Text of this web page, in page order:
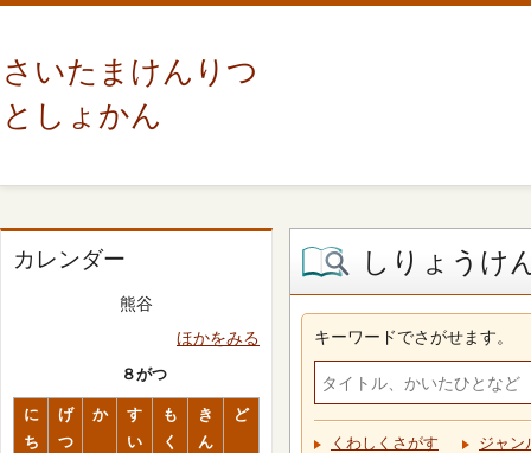
さいたまけんりつ
としょかん
カレンダー
熊谷
ほかをみる
８がつ
に
ち
げ
つ
か
す
い
も
く
き
ん
ど
しりょうけ
キーワードでさがせます。
くわしくさがす ジャン